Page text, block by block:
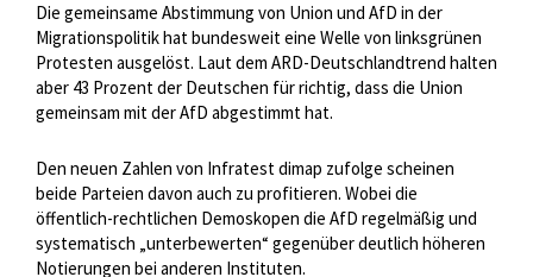
Die gemeinsame Abstimmung von Union und AfD in der
Migrationspolitik hat bundesweit eine Welle von linksgrünen
Protesten ausgelöst. Laut dem ARD-Deutschlandtrend halten
aber 43 Prozent der Deutschen für richtig, dass die Union
gemeinsam mit der AfD abgestimmt hat.
Den neuen Zahlen von Infratest dimap zufolge scheinen
beide Parteien davon auch zu profitieren. Wobei die
öffentlich-rechtlichen Demoskopen die AfD regelmäßig und
systematisch „unterbewerten“ gegenüber deutlich höheren
Notierungen bei anderen Instituten.